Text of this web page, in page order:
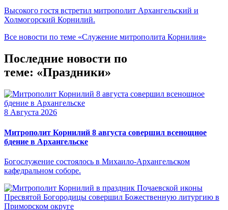
Высокого гостя встретил митрополит Архангельский и
Холмогорский Корнилий.
Все новости по теме «Служение митрополита Корнилия»
Последние новости по
теме: «Праздники»
8 Августа 2026
Митрополит Корнилий 8 августа совершил всенощное
бдение в Архангельске
Богослужение состоялось в Михаило-Архангельском
кафедральном соборе.